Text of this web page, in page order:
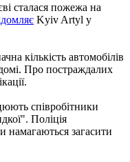
сталася пожежа на
Kyiv Artyl у
кількість автомобілів
Про постраждалих
співробітники
Поліція
намагаються загасити